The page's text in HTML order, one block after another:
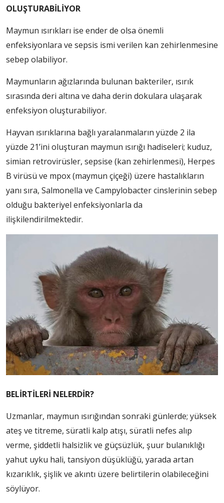
OLUŞTURABİLİYOR
Maymun ısırıkları ise ender de olsa önemli
enfeksiyonlara ve sepsis ismi verilen kan zehirlenmesine
sebep olabiliyor.
Maymunların ağızlarında bulunan bakteriler, ısırık
sırasında deri altına ve daha derin dokulara ulaşarak
enfeksiyon oluşturabiliyor.
Hayvan ısırıklarına bağlı yaralanmaların yüzde 2 ila
yüzde 21’ini oluşturan maymun ısırığı hadiseleri; kuduz,
simian retrovirüsler, sepsise (kan zehirlenmesi), Herpes
B virüsü ve mpox (maymun çiçeği) üzere hastalıkların
yanı sıra, Salmonella ve Campylobacter cinslerinin sebep
olduğu bakteriyel enfeksiyonlarla da
ilişkilendirilmektedir.
BELİRTİLERİ NELERDİR?
Uzmanlar, maymun ısırığından sonraki günlerde; yüksek
ateş ve titreme, süratli kalp atışı, süratli nefes alıp
verme, şiddetli halsizlik ve güçsüzlük, şuur bulanıklığı
yahut uyku hali, tansiyon düşüklüğü, yarada artan
kızarıklık, şişlik ve akıntı üzere belirtilerin olabileceğini
söylüyor.